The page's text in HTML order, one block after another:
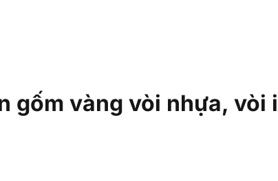
gốm vàng vòi nhựa,